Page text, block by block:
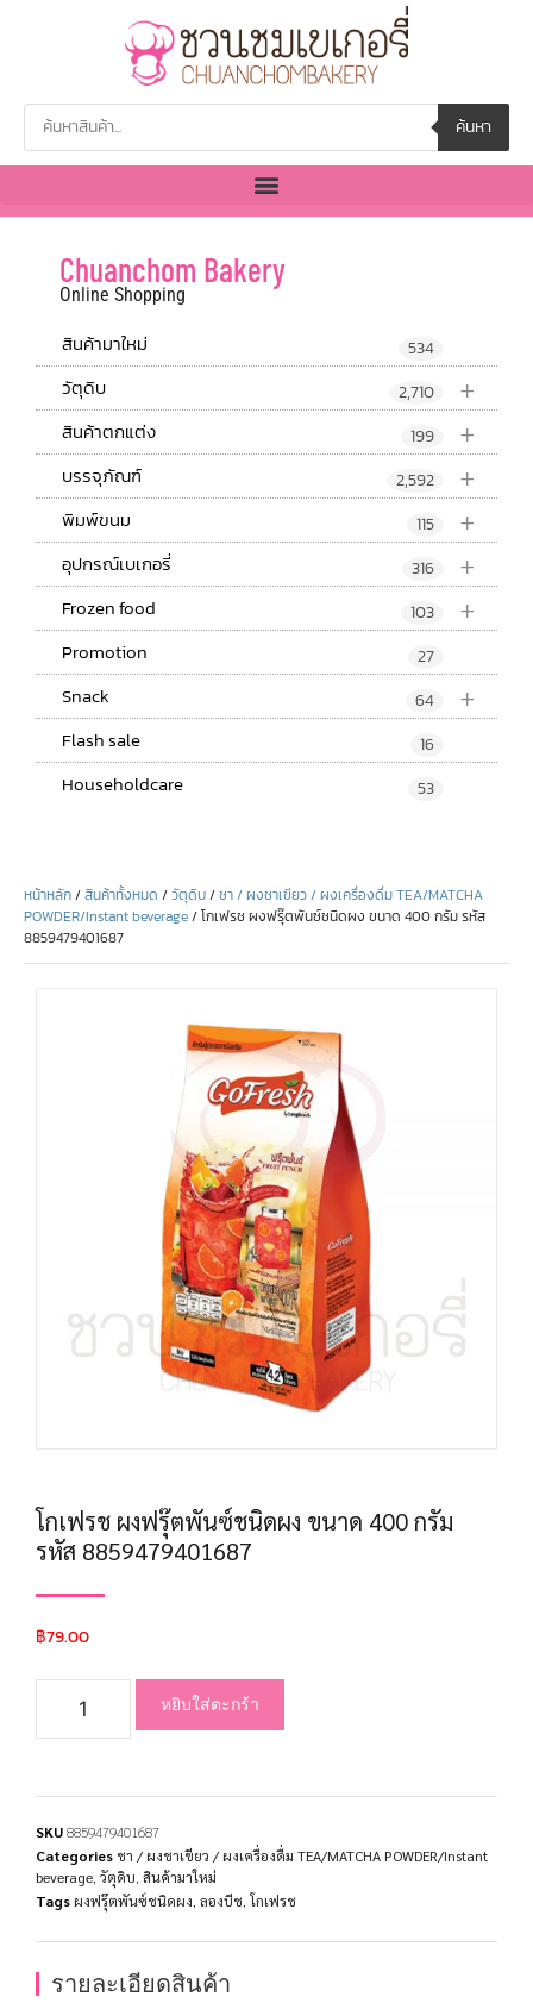
ค้นหา
Chuanchom Bakery
Online Shopping
สินค้ามาใหม่ 534
+
วัตุดิบ 2,710
+
สินค้าตกแต่ง 199
+
บรรจุภัณฑ์ 2,592
+
พิมพ์ขนม 115
+
อุปกรณ์เบเกอรี่ 316
+
Frozen food 103
Promotion 27
+
Snack 64
Flash sale 16
Householdcare 53
หน้าหลัก/สินค้าทั้งหมด /วัตุดิบ/ชา / ผงชาเขียว / ผงเครื่องดื่ม TEA/MATCHA
POWDER/Instant beverage/ โกเฟรช ผงฟรุ๊ตพันซ์ชนิดผง ขนาด 400 กรัม รหัส
8859479401687
โกเฟรช ผงฟรุ๊ตพันซ์ชนิดผง ขนาด 400 กรัม
รหัส 8859479401687
฿79.00
หยิบใส่ตะกร้า
SKU8859479401687
Categories ชา / ผงชาเขียว / ผงเครื่องดื่ม TEA/MATCHA POWDER/Instant
beverage วัตุดิบ สินค้ามาใหม่
Tags ผงฟรุ๊ตพันซ์ชนิดผง ลองบีช โกเฟรช
รายละเอียดสินค้า